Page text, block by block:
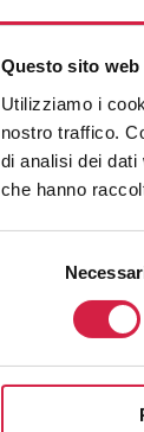
Questo sito
Utilizziamo i
nostro traffico.
di analisi dei
che hanno